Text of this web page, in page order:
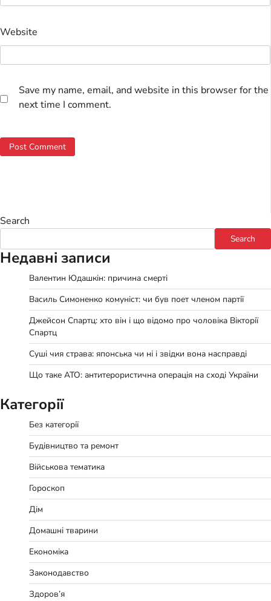
Website
Save my name, email, and website in this browser for the
next time I comment.
Search
Search
Недавні записи
Валентин Юдашкін: причина смерті
Василь Симоненко комуніст: чи був поет членом партії
Джейсон Спартц: хто він і що відомо про чоловіка Вікторії
Спартц
Суші чия страва: японська чи ні і звідки вона насправді
Що таке АТО: антитерористична операція на сході України
Категорії
Без категорії
Будівництво та ремонт
Військова тематика
Гороскоп
Дім
Домашні тварини
Економіка
Законодавство
Здоров’я